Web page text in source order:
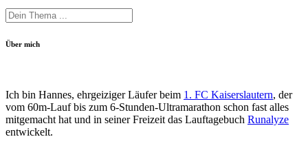
Über mich
Ich bin Hannes, ehrgeiziger Läufer beim 1. FC Kaiserslautern, der
vom 60m-Lauf bis zum 6-Stunden-Ultramarathon schon fast alles
mitgemacht hat und in seiner Freizeit das Lauftagebuch Runalyze
entwickelt.